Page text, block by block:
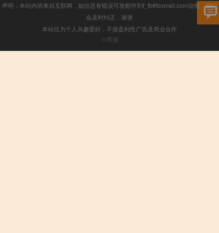
声明：本站内容来自互联网，如信息有错误可发邮件到f_fb#foxmail.com说明，我们
会及时纠正，谢谢
本站仅为个人兴趣爱好，不接盈利性广告及商业合作
小男孩